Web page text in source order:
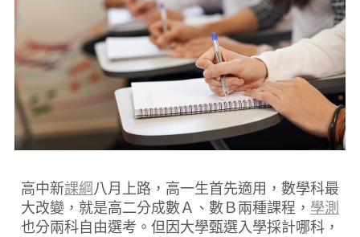
高中新課綱 八月上路，高一生首先適用，數學科最
大改變，就是高二分成數Ａ、數Ｂ兩種課程， 學測
也分兩科自由選考。但因大學甄選入學採計哪科，